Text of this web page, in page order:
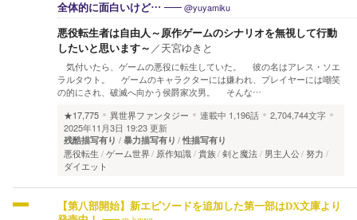
全体的に面白いけど… @yuyamiku
悪役転生者は自由人～原作ゲームのシナリオを無視して行動
したいと思います～ ／天宮ゆきと
気付いたら、ゲームの悪役に転生していた。 彼の名はアレス・ソエ
ラルタウト。 ゲームのキャラクターには嫌われ、プレイヤーには嘲笑
の的にされ、破滅へ向かう侯爵家次男。 そんな…
★17,775
異世界ファンタジー 連載中 1,196話
2,704,744文字
2025年11月3日 19:23 更新
残酷描写有り 暴力描写有り 性描写有り
悪役転生 ゲーム世界 原作知識 貴族 剣と魔法 男主人公 努力
ダイエット
【第八部開始】新エピソードを追加した第一部はDX文庫より